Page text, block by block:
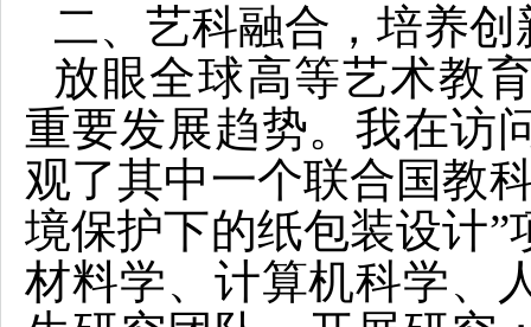
二、艺科融合，培养创
放眼全球高等艺术教
重要发展趋势。我在访
观了其中一个联合国教
境保护下的纸包装设计
材料学、计算机科学、